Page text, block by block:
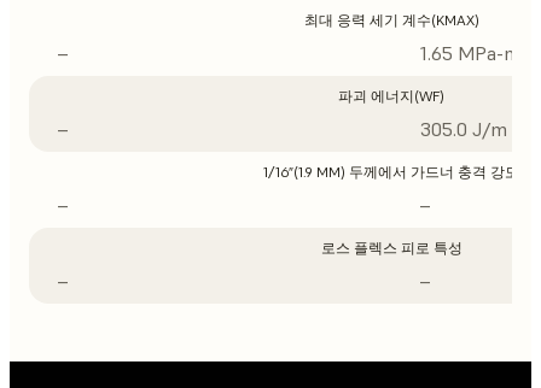
최대 응력 세기 계수(KMAX)
– 1.65 MPa-m1/
파괴 에너지(WF)
– 305.0 J/m
1/16”(1.9 MM) 두께에서 가드너 충격 강도
– –
로스 플렉스 피로 특성
– –